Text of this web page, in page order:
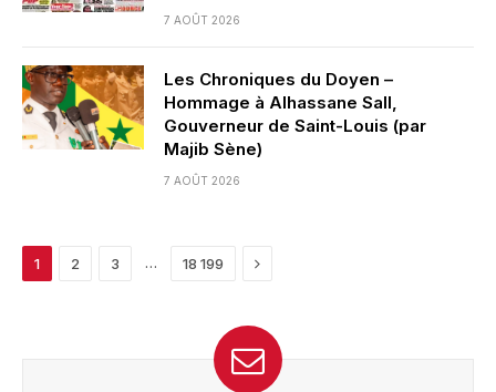
7 AOÛT 2026
Les Chroniques du Doyen –
Hommage à Alhassane Sall,
Gouverneur de Saint-Louis (par
Majib Sène)
7 AOÛT 2026
1 2 3 … 18 199 Next